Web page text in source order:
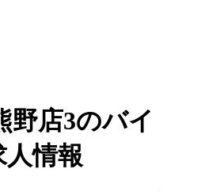
野店3のバイ
人情報